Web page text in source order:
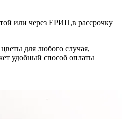
или через ЕРИП,в рассрочку
для любого случая,
удобный способ оплаты